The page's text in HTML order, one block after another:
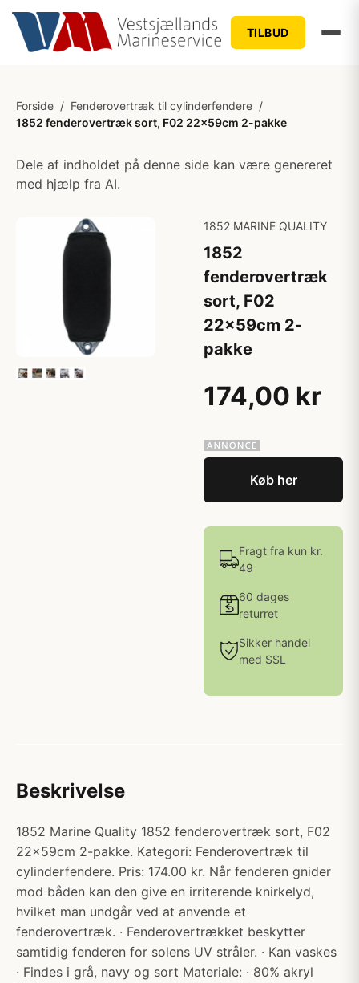
TILBUD
Forside / Fenderovertræk til cylinderfendere /
1852 fenderovertræk sort, F02 22x59cm 2-pakke
Dele af indholdet på denne side kan være genereret
med hjælp fra AI.
1852 MARINE QUALITY
1852
fenderovertræk
sort, F02
22x59cm 2-
pakke
174,00 kr
Køb her
Fragt fra kun kr.
49
60 dages
returret
Sikker handel
med SSL
Beskrivelse
1852 Marine Quality 1852 fenderovertræk sort, F02
22x59cm 2-pakke. Kategori: Fenderovertræk til
cylinderfendere. Pris: 174.00 kr. Når fenderen gnider
mod båden kan den give en irriterende knirkelyd,
hvilket man undgår ved at anvende et
fenderovertræk. · Fenderovertrækket beskytter
samtidig fenderen for solens UV stråler. · Kan vaskes
· Findes i grå, navy og sort Materiale: · 80% akryl